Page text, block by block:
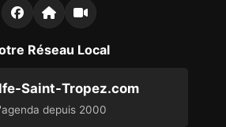
Réseau Local
Saint-Tropez.com
depuis 2000